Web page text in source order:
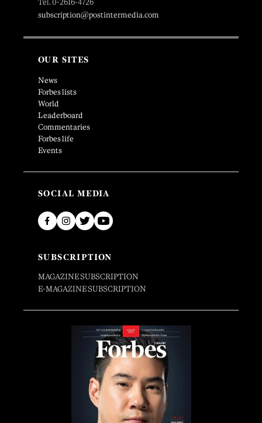
Tel. 0-2616-4726
subscription@postintermedia.com
OUR SITES
News
Forbes lists
World
Leaderboard
Commentaries
Forbes life
Events
SOCIAL MEDIA
SUBSCRIPTION
MAGAZINE SUBSCRIPTION
E-MAGAZINE SUBSCRIPTION